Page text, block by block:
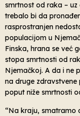
smrtnost od raka –
trebalo bi da
rasprostranjen
populacijom u
Finska, hrana se već
stopa smrtnosti od
Njemačkoj. A da i ne
na druge
poput niže smrtnosti
“Na kraju, smatramo